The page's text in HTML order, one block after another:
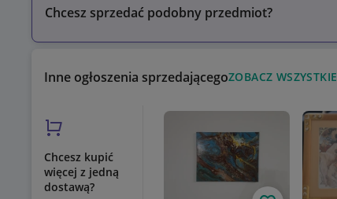
Inne ogłoszenia sprzedającegoZOBACZ WSZYSTKIE
Chcesz kupić
więcej z jedną
dostawą?
Chcesz sprzedać podobny przedmiot?